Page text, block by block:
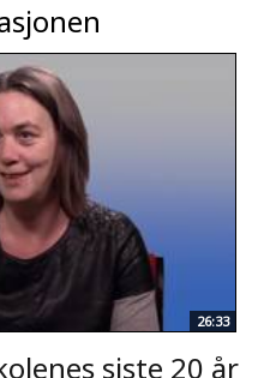
26:33
siste 20 år